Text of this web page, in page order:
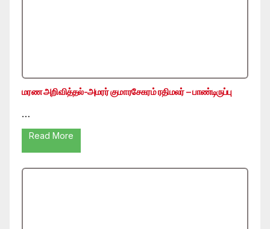
மரண அறிவித்தல்-அமரர் குமாரசேகரம் ரதிமலர் – பாண்டிருப்பு
…
Read More